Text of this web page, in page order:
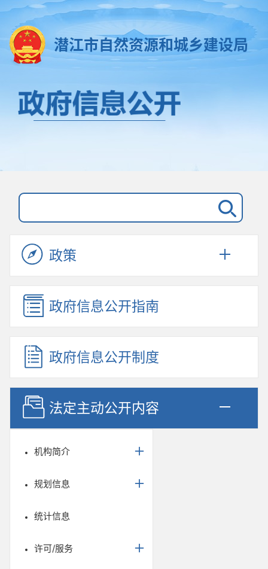
潜江市自然资源和城乡建设局
政策
政府信息公开指南
政府信息公开制度
法定主动公开内容
机构简介
规划信息
统计信息
许可/服务